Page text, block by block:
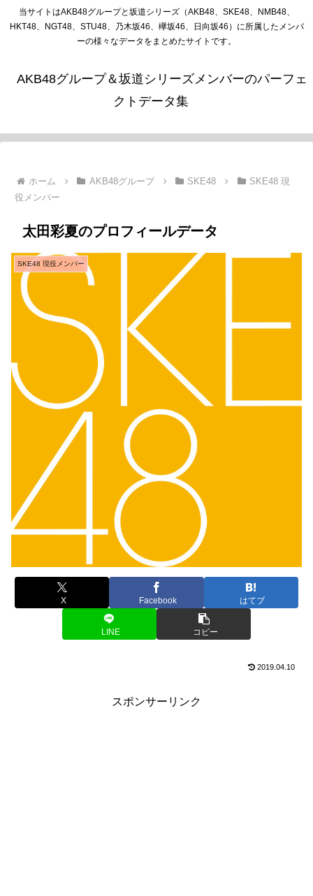
当サイトはAKB48グループと坂道シリーズ（AKB48、SKE48、NMB48、
HKT48、NGT48、STU48、乃木坂46、欅坂46、日向坂46）に所属したメンバ
ーの様々なデータをまとめたサイトです。
AKB48グループ＆坂道シリーズメンバーのパーフェ
クトデータ集
ホーム AKB48グループ SKE48
SKE48 現
役メンバー
太田彩夏のプロフィールデータ
SKE48 現役メンバー
X Facebook はてブ
LINE コピー
2019.04.10
スポンサーリンク